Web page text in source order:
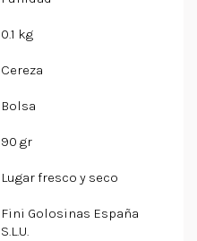
0.1 kg
Cereza
Bolsa
90 gr
Lugar fresco y seco
Fini Golosinas España
S.L.U.